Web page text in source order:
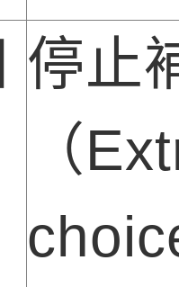
停止
（